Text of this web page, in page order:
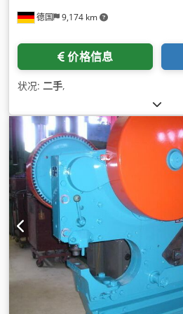
德国 9,174 km
价格信息
状况: 二手,